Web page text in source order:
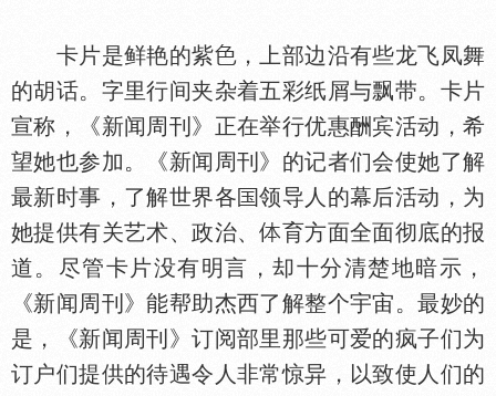
卡片是鲜艳的紫
，上部边沿有些龙飞凤舞
的胡话。字里行间夹杂着五彩纸屑与飘带。卡片
宣称，《新闻周刊》正在举行优惠酬宾活动，希
望她也参加。《新闻周刊》的记者们会使她了解
最新时事，了解世界各
领导人的幕后活动，为
她提供有关艺术、政治、
育方面全面彻底的报
道。尽管卡片没有明言，却十分清楚地暗示，
《新闻周刊》能帮助杰西了解整个宇宙。最妙的
是，《新闻周刊》订阅部里那些可爱的疯子们为
订户们提供的待遇令人非常惊异，以致使人们的